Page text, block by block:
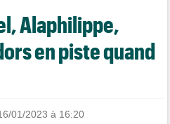
Alaphilippe,
en piste quand
01/2023 à 16:20